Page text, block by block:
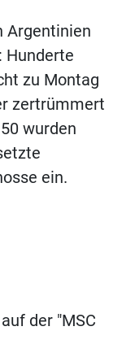
Argentinien
Hunderte
zu Montag
zertrümmert
wurden
ein.
der "MSC